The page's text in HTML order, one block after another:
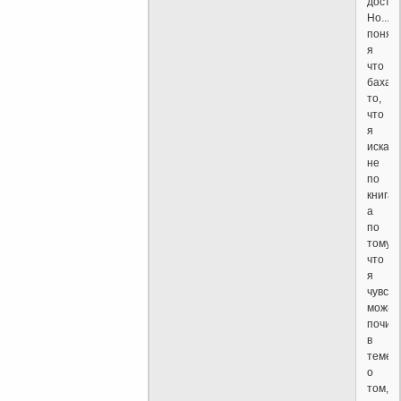
Но...
понял
я
что
бахаи
то,
что
я
искал,
не
по
а
по
тому,
что
я
можно
в
теме
о
том,